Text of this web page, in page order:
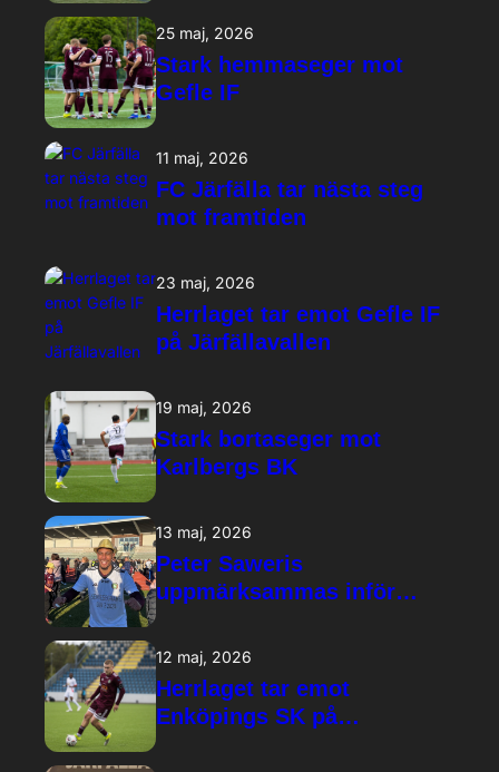
25 maj, 2026
Stark hemmaseger mot
Gefle IF
11 maj, 2026
FC Järfälla tar nästa steg
mot framtiden
23 maj, 2026
Herrlaget tar emot Gefle IF
på Järfällavallen
19 maj, 2026
Stark bortaseger mot
Karlbergs BK
13 maj, 2026
Peter Saweris
uppmärksammas inför
12 maj, 2026
Herrlaget tar emot
Enköpings SK på